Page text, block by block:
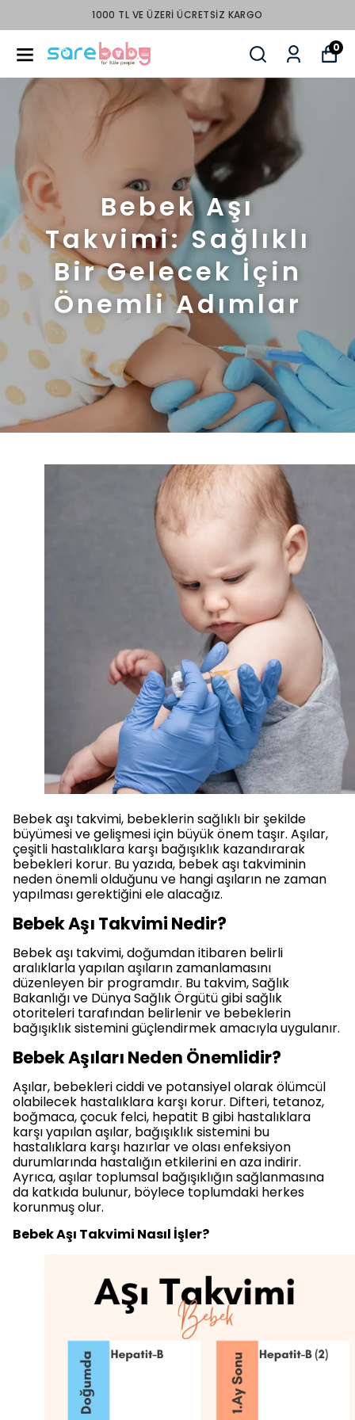
1000 TL VE ÜZERI ÜCRETSIZ KARGO
0
Bebek Aşı
Takvimi: Sağlıklı
Bir Gelecek İçin
Önemli Adımlar
Bebek aşı takvimi, bebeklerin sağlıklı bir şekilde
büyümesi ve gelişmesi için büyük önem taşır. Aşılar,
çeşitli hastalıklara karşı bağışıklık kazandırarak
bebekleri korur. Bu yazıda, bebek aşı takviminin
neden önemli olduğunu ve hangi aşıların ne zaman
yapılması gerektiğini ele alacağız.
Bebek Aşı Takvimi Nedir?
Bebek aşı takvimi, doğumdan itibaren belirli
aralıklarla yapılan aşıların zamanlamasını
düzenleyen bir programdır. Bu takvim, Sağlık
Bakanlığı ve Dünya Sağlık Örgütü gibi sağlık
otoriteleri tarafından belirlenir ve bebeklerin
bağışıklık sistemini güçlendirmek amacıyla uygulanır.
Bebek Aşıları Neden Önemlidir?
Aşılar, bebekleri ciddi ve potansiyel olarak ölümcül
olabilecek hastalıklara karşı korur. Difteri, tetanoz,
boğmaca, çocuk felci, hepatit B gibi hastalıklara
karşı yapılan aşılar, bağışıklık sistemini bu
hastalıklara karşı hazırlar ve olası enfeksiyon
durumlarında hastalığın etkilerini en aza indirir.
Ayrıca, aşılar toplumsal bağışıklığın sağlanmasına
da katkıda bulunur, böylece toplumdaki herkes
korunmuş olur.
Bebek Aşı Takvimi Nasıl İşler?